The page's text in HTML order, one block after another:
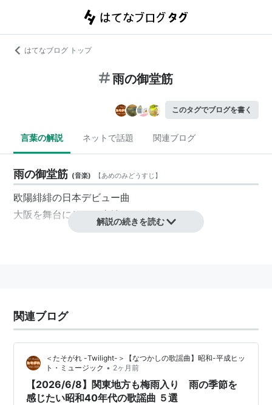
はてなブログ トップ
雨の御堂筋
このタグでブログを書く
言葉の解説 ネットで話題 関連ブログ
雨の御堂筋 (音楽) 【あめのみどうすじ 】
欧陽緋緋の日本デビュー曲
大阪を舞台にしたご当地ソングでもある
解説の続きを読む
関連ブログ
＜たそがれ -Twilight-＞【なつかしの歌謡曲】昭和-平成ヒッ
ト・ミュージック • 2ヶ月前
【2026/6/8】関東地方も梅雨入り 雨の季節を
感じたい昭和40年代の歌謡曲 ５選